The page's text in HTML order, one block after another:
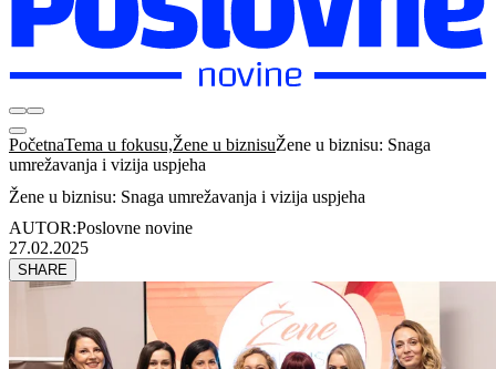
PočetnaTema u fokusu,Žene u biznisuŽene u biznisu: Snaga
umrežavanja i vizija uspjeha
Žene u biznisu: Snaga umrežavanja i vizija uspjeha
AUTOR:Poslovne novine
27.02.2025
SHARE